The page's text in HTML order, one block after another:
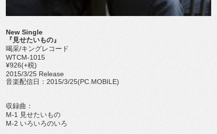
New Single
『見せたいもの』
喝采/キングレコード
WTCM-1015
¥926(+税)
2015/3/25 Release
音楽配信日：2015/3/25(PC.MOBILE)
収録曲：
M-1 見せたいもの
M-2 いろいろのいろ